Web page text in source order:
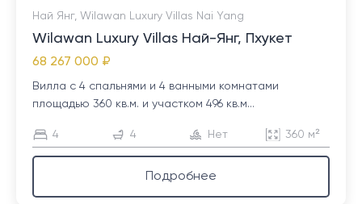
Най Янг, Wilawan Luxury Villas Nai Yang
Wilawan Luxury Villas Най-Янг, Пхукет
68 267 000 ₽
Вилла с 4 спальнями и 4 ванными комнатами
площадью 360 кв.м. и участком 496 кв.м...
4 4 Нет 360 м²
Подробнее